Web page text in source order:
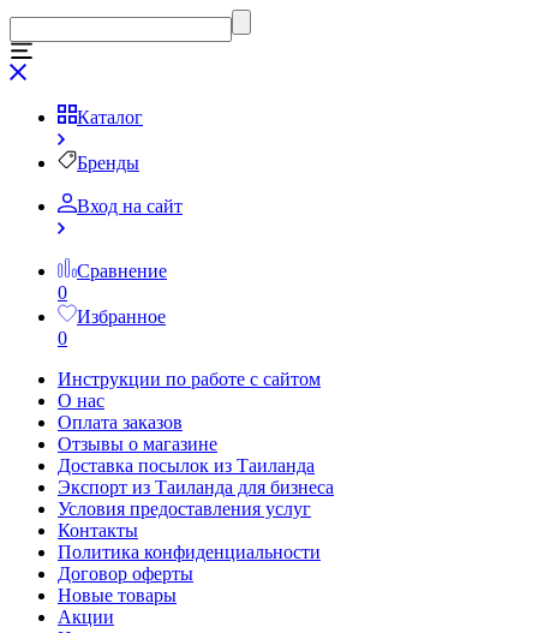
Каталог
Бренды
Вход на сайт
Сравнение
0
Избранное
0
Инструкции по работе с сайтом
О нас
Оплата заказов
Отзывы о магазине
Доставка посылок из Таиланда
Экспорт из Таиланда для бизнеса
Условия предоставления услуг
Контакты
Политика конфиденциальности
Договор оферты
Новые товары
Акции